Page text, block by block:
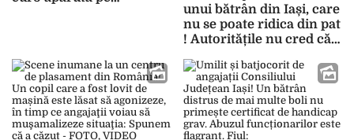
unui bătrân din Iași, care
nu se poate ridica din pat
! Autoritățile nu cred că
Avocata pacientului:
„«Nu dăm certificate din
milă»” – FOTO